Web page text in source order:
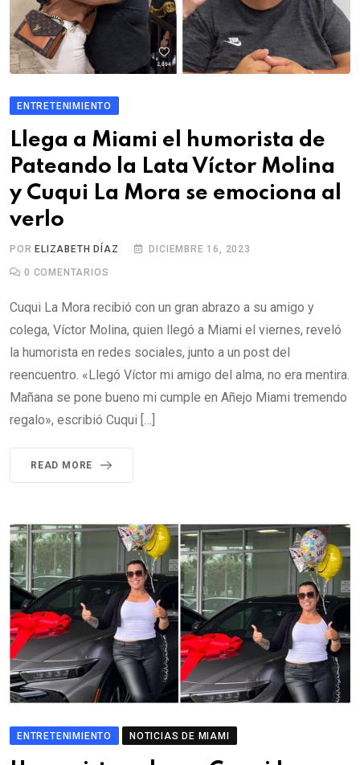
ENTRETENIMIENTO
Llega a Miami el humorista de
Pateando la Lata Víctor Molina
y Cuqui La Mora se emociona al
verlo
POR ELIZABETH DÍAZ DICIEMBRE 16, 2023
0 COMENTARIOS
Cuqui La Mora recibió con un gran abrazo a su amigo y
colega, Víctor Molina, quien llegó a Miami el viernes, reveló
la humorista en redes sociales, junto a un post del
reencuentro. «Llegó Víctor mi amigo del alma, no era mentira.
Mañana se pone bueno mi cumple en Añejo Miami tremendo
regalo», escribió Cuqui […]
READ MORE
ENTRETENIMIENTO NOTICIAS DE MIAMI